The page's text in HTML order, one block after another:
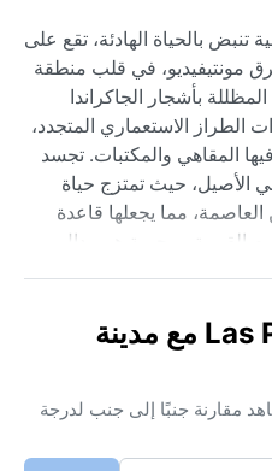
تنبض بالحياة الهادئة، تقع على
مونتيفيديو، في قلب منطقة
بأشجار الجاكراندا
الطراز الاستعماري المتجدد،
المقاهي والمكتبات. تجسد
الأصيل، حيث تمتزج حياة
مما يجعلها قاعدة
القريبة ومحمية هوميدال
حيث تتراوح الحرارة
الأجواء أثقل. الشتاء معتدل بارد، بمتوسط 10-15 درجة مئوية،
الأمطار على مدار العام دون
في الخريف والربيع.
قارن طقس Las Piedras مع مدينة
مقارنة جنبًا إلى جنب لدرجة